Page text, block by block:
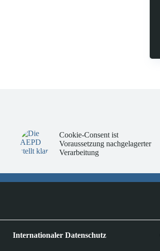
Cookie-Consent ist
Voraussetzung nachgelagerter
Verarbeitung
Internationaler Datenschutz